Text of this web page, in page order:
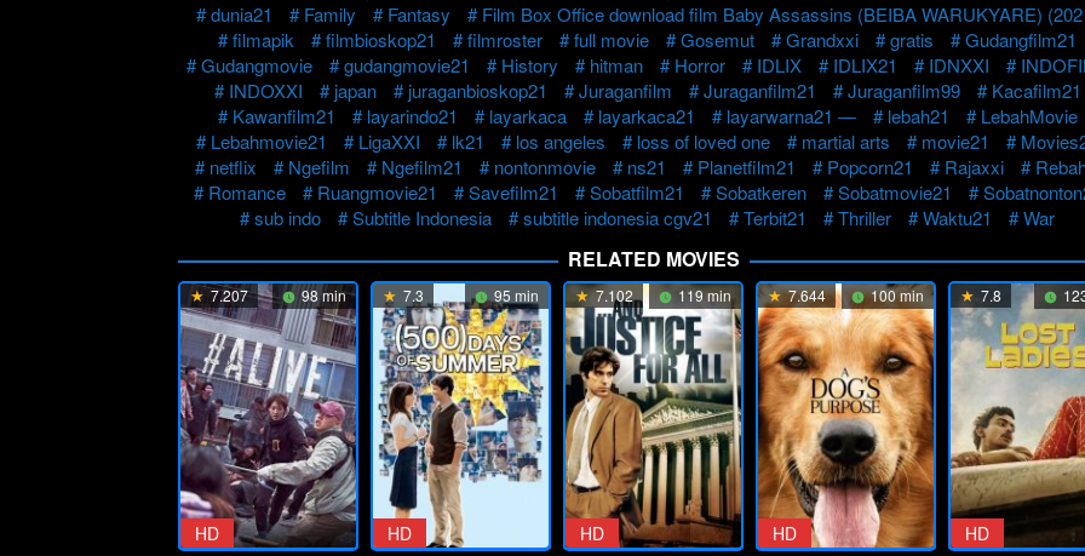
dunia21
Family Fantasy
Film Box Office download film Baby Assassins (BEIBA WARUKYARE)
filmapik
filmbioskop21 filmroster full movie Gosemut Grandxxi gratis
Gudangfilm21
Gudangmovie
gudangmovie21 History hitman Horror IDLIX IDLIX21 IDNXXI
INDOXXI
japan juraganbioskop21 Juraganfilm Juraganfilm21 Juraganfilm99
Kacafilm21
Kawanfilm21
layarindo21 layarkaca layarkaca21 layarwarna21 — lebah21
LebahMovie
Lebahmovie21
LigaXXI lk21 los angeles loss of loved one martial arts movie21
netflix
Ngefilm Ngefilm21 nontonmovie ns21 Planetfilm21 Popcorn21 Rajaxxi
Romance
Ruangmovie21 Savefilm21 Sobatfilm21 Sobatkeren Sobatmovie21
sub indo
Subtitle Indonesia subtitle indonesia cgv21 Terbit21 Thriller Waktu21 War
RELATED MOVIES
7.207 98 min
HD
7.3 95 min
HD
7.102 119 min
HD
7.644 100 min
HD
7.8
HD